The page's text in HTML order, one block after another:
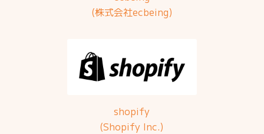
(株式会社ecbeing)
shopify
(Shopify Inc.)